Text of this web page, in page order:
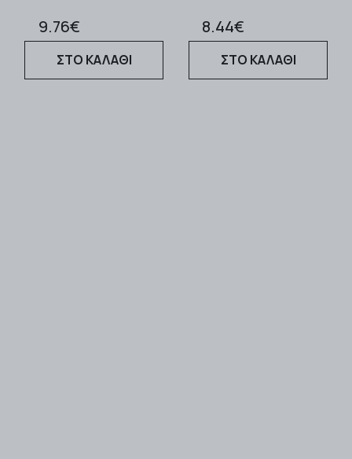
9.76€
ΣΤΟ ΚΑΛΑΘΙ
8.44€
ΣΤΟ ΚΑΛΑΘΙ